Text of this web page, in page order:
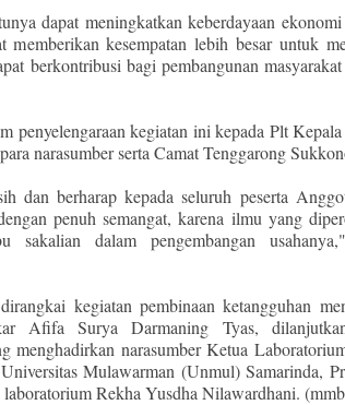
dapat meningkatkan keberdayaan ekonomi
memberikan kesempatan lebih besar untuk
berkontribusi bagi pembangunan
penyelengaraan kegiatan ini kepada Plt
narasumber serta Camat Tenggarong
dan berharap kepada seluruh peserta
penuh semangat, karena ilmu yang
sakalian dalam pengembangan
kegiatan pembinaan ketangguhan
Afifa Surya Darmaning Tyas,
menghadirkan narasumber Ketua
Mulawarman (Unmul) Samarinda,
Rekha Yusdha Nilawardhani.